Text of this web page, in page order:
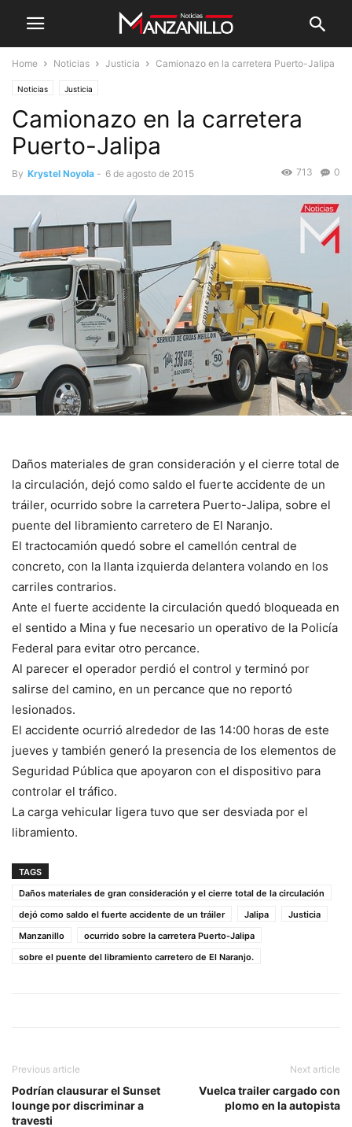
Home Noticias Justicia Camionazo en la carretera Puerto-Jalipa
Noticias Justicia
Camionazo en la carretera
Puerto-Jalipa
By Krystel Noyola - 6 de agosto de 2015 0
713
Daños materiales de gran consideración y el cierre total de
la circulación, dejó como saldo el fuerte accidente de un
tráiler, ocurrido sobre la carretera Puerto-Jalipa, sobre el
puente del libramiento carretero de El Naranjo.
El tractocamión quedó sobre el camellón central de
concreto, con la llanta izquierda delantera volando en los
carriles contrarios.
Ante el fuerte accidente la circulación quedó bloqueada en
el sentido a Mina y fue necesario un operativo de la Policía
Federal para evitar otro percance.
Al parecer el operador perdió el control y terminó por
salirse del camino, en un percance que no reportó
lesionados.
El accidente ocurrió alrededor de las 14:00 horas de este
jueves y también generó la presencia de los elementos de
Seguridad Pública que apoyaron con el dispositivo para
controlar el tráfico.
La carga vehicular ligera tuvo que ser desviada por el
libramiento.
TAGS
Daños materiales de gran consideración y el cierre total de la circulación
dejó como saldo el fuerte accidente de un tráiler
Jalipa
Justicia
Manzanillo
ocurrido sobre la carretera Puerto-Jalipa
sobre el puente del libramiento carretero de El Naranjo.
Previous article
Podrían clausurar el Sunset
lounge por discriminar a
travesti
Next article
Vuelca trailer cargado con
plomo en la autopista